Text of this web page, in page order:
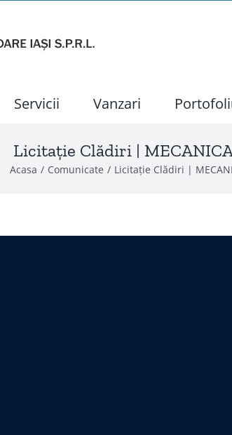
Servicii Vanzari
Licitație Clădiri |
Acasa Comunicate Licitație Clădiri |